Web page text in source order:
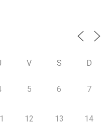
V S D
5 6 7
12 13 14